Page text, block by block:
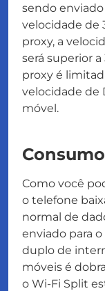
sendo enviado
velocidade de
proxy, a
será superior
proxy é
velocidade de
móvel.
Como você
o telefone
normal de
enviado para
duplo de
móveis é
o Wi-Fi Split